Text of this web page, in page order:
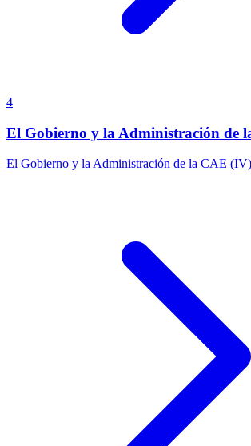
4
El Gobierno y la Administración de
El Gobierno y la Administración de la CAE (IV)